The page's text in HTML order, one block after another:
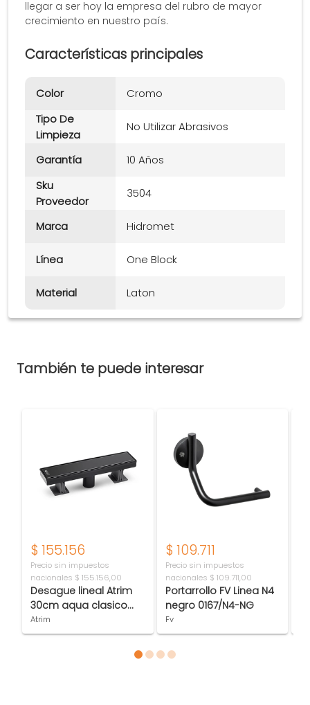
llegar a ser hoy la empresa del rubro de mayor
crecimiento en nuestro país.
Características principales
Color
Cromo
Tipo De
Limpieza
No Utilizar Abrasivos
Garantía
10 Años
Sku
Proveedor
3504
Marca Hidromet
Línea One Block
Material Laton
También te puede interesar
$ 109.711
Precio sin impuestos
nacionales $ 109.711,00
Portarrollo FV Linea N4
negro 0167/N4-NG
Fv
$ 155.156
Precio sin impuestos
nacionales $ 155.156,00
Desague lineal Atrim
30cm aqua clasico
negro mate
Atrim